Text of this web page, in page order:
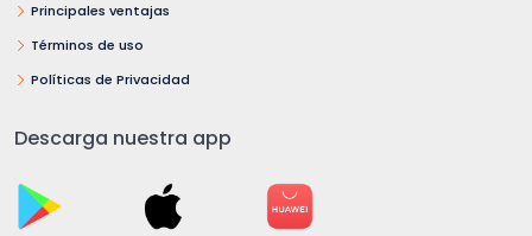
Principales ventajas
Términos de uso
Políticas de Privacidad
Descarga nuestra app